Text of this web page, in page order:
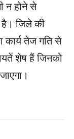
न होने से
है। जिले की
कार्य तेज गति से
शेष हैं जिनको